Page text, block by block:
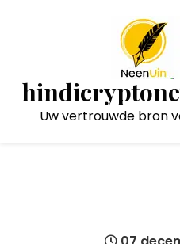
Uw vertrouwde bron